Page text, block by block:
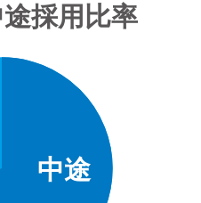
採用比率
中途